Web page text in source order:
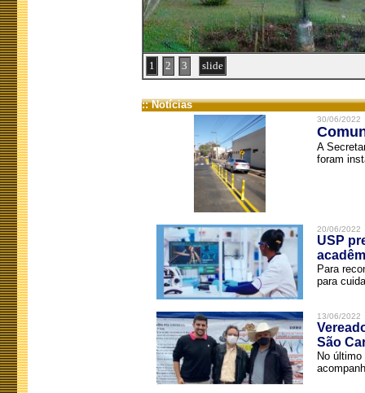
1 2 3 slide
:: Notícias
30/06/2022
A
foram
20/06/2022
USP
Para
para
13/06/2022
São
No